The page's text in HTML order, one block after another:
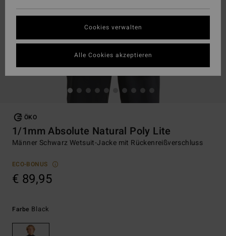
ÖKO
1/1mm Absolute Natural Poly Lite
Männer Schwarz Wetsuit-Jacke mit Rückenreißverschluss
ECO-BONUS
€ 89,95
Farbe Black
Cookies verwalten
Alle Cookies akzeptieren